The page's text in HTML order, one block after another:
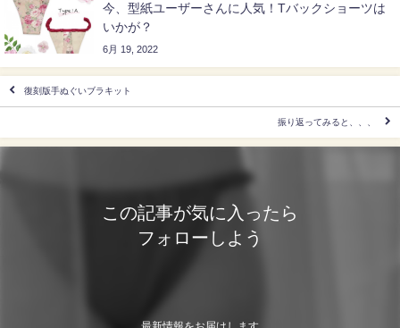
今、型紙ユーザーさんに人気！Tバックショーツは
いかが？
6月 19, 2022
復刻版手ぬぐいブラキット
振り返ってみると、、、
この記事が気に入ったら
フォローしよう